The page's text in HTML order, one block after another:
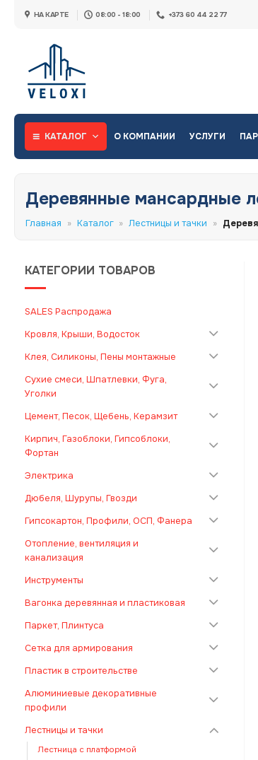
НА КАРТЕ 08:00 - 18:00 +373 60 44 22 77
КАТАЛОГ О КОМПАНИИ УСЛУГИ
Деревянные мансардные
Главная » Каталог » Лестницы и тачки »
КАТЕГОРИИ ТОВАРОВ
SALES Распродажа
Кровля, Крыши, Водосток
Клея, Силиконы, Пены монтажные
Сухие смеси, Шпатлевки, Фуга,
Уголки
Цемент, Песок, Щебень, Керамзит
Кирпич, Газоблоки, Гипсоблоки,
Фортан
Электрика
Дюбеля, Шурупы, Гвозди
Гипсокартон, Профили, ОСП, Фанера
Отопление, вентиляция и
канализация
Инструменты
Вагонка деревянная и пластиковая
Паркет, Плинтуса
Сетка для армирования
Пластик в строительстве
Алюминиевые декоративные
профили
Лестницы и тачки
Лестница с платформой